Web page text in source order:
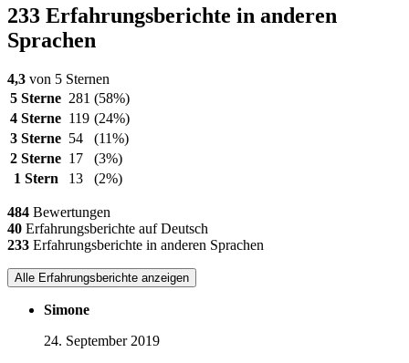
233 Erfahrungsberichte in anderen
Sprachen
4,3 von 5 Sternen
5 Sterne 281 (58%)
4 Sterne 119 (24%)
3 Sterne 54
(11%)
2 Sterne 17
(3%)
1 Stern
13 (2%)
484 Bewertungen
40 Erfahrungsberichte auf Deutsch
233 Erfahrungsberichte in anderen Sprachen
Alle Erfahrungsberichte anzeigen
Simone
24. September 2019